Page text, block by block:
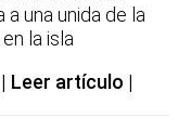
a una unida de la
la isla
Leer artículo